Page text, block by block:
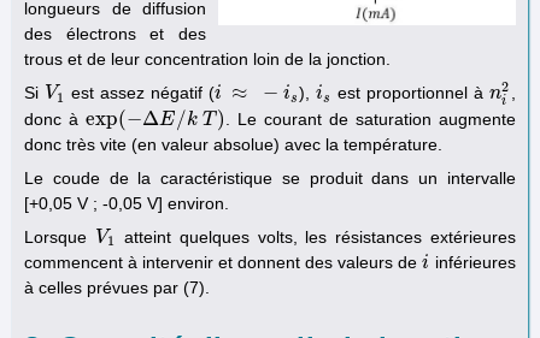
longueurs de diffusion
des électrons et des
trous et de leur concentration loin de la jonction.
Si V1
V1 est assez négatif (i ≈ − is
i −i ),is
is est proportionnel à n2
i
ni2,
donc àexp(−ΔE/k T )
exp(−ΔE/k T)
. Le courant de saturation augmente
donc très vite (en valeur absolue) avec la température.
Le coude de la caractéristique se produit dans un intervalle
[+0,05 V ; -0,05 V] environ.
Lorsque V1
V1
atteint quelques volts, les résistances extérieures
commencent à intervenir et donnent des valeurs dei
i inférieures
à celles prévues par (7).